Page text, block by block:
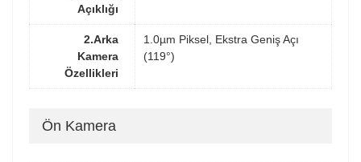
Açıklığı
2.Arka
Kamera
Özellikleri
1.0µm Piksel, Ekstra Geniş Açı
(119°)
Ön Kamera